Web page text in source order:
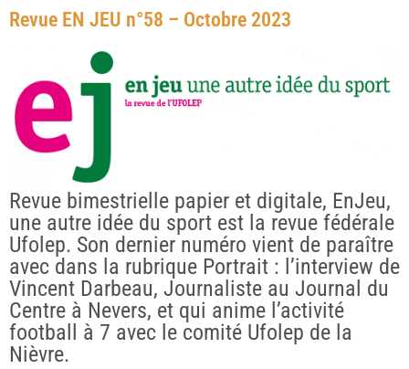
Revue EN JEU n°58 – Octobre 2023
Revue bimestrielle papier et digitale, EnJeu,
une autre idée du sport est la revue fédérale
Ufolep. Son dernier numéro vient de paraître
avec dans la rubrique Portrait : l’interview de
Vincent Darbeau, Journaliste au Journal du
Centre à Nevers, et qui anime l’activité
football à 7 avec le comité Ufolep de la
Nièvre.